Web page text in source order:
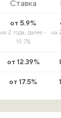
Ставка
от 5.9%
на 2 года, далее -
19.7%
на
от 12.39%
от 17.5%